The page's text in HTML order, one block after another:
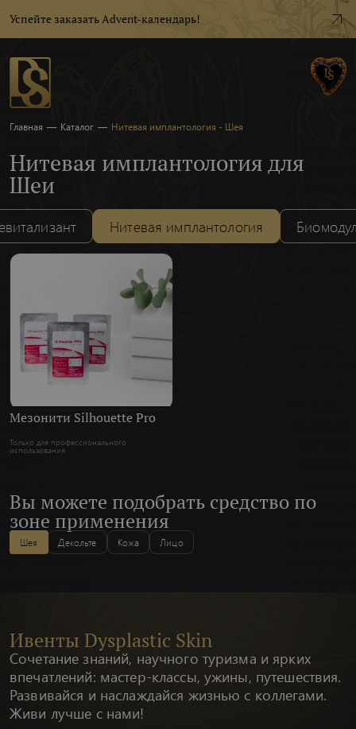
Успейте заказать Advent-календарь!
Главная — Каталог — Нитевая имплантология - Шея
Нитевая имплантология для
Шеи
Нитевая имплантология
Мезонити Silhouette Pro
Только для профессионального
использования
Вы можете подобрать средство по
зоне применения
Шея Декольте Кожа Лицо
Ивенты Dysplastic Skin
Сочетание знаний, научного туризма и ярких
впечатлений: мастер-классы, ужины, путешествия.
Развивайся и наслаждайся жизнью с коллегами.
Живи лучше с нами!